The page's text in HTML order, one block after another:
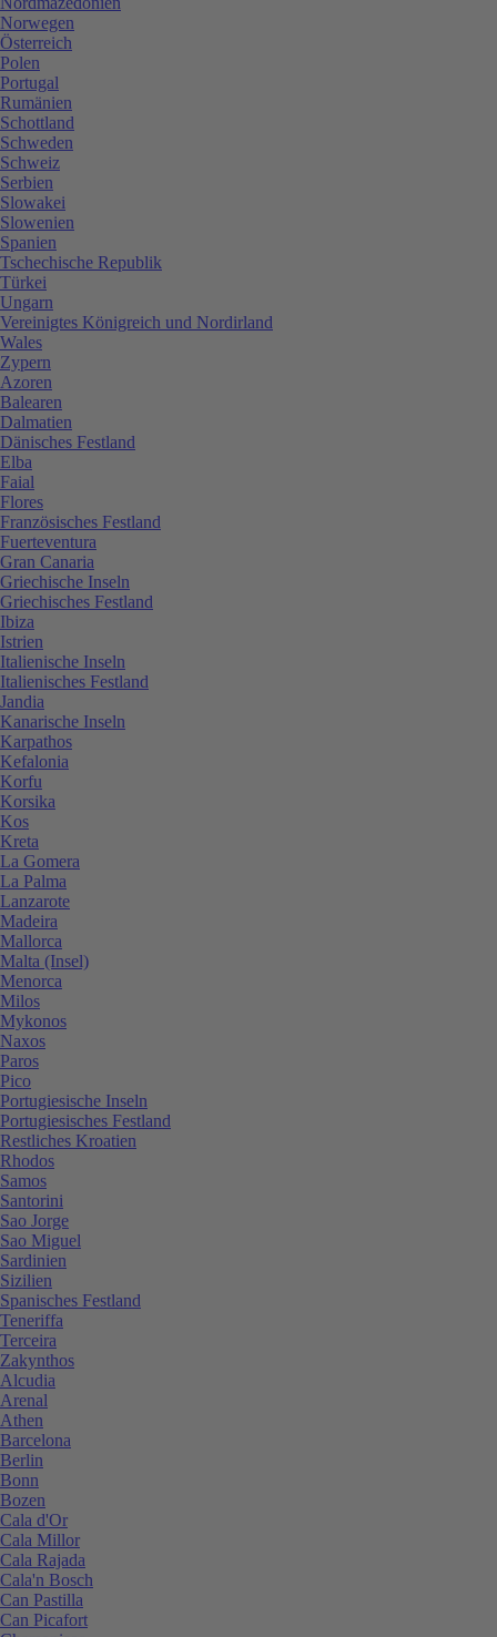
Norwegen
Österreich
Polen
Portugal
Rumänien
Schottland
Schweden
Schweiz
Serbien
Slowakei
Slowenien
Spanien
Tschechische Republik
Türkei
Ungarn
Vereinigtes Königreich und Nordirland
Wales
Zypern
Azoren
Balearen
Dalmatien
Dänisches Festland
Elba
Faial
Flores
Französisches Festland
Fuerteventura
Gran Canaria
Griechische Inseln
Griechisches Festland
Ibiza
Istrien
Italienische Inseln
Italienisches Festland
Jandia
Kanarische Inseln
Karpathos
Kefalonia
Korfu
Korsika
Kos
Kreta
La Gomera
La Palma
Lanzarote
Madeira
Mallorca
Malta (Insel)
Menorca
Milos
Mykonos
Naxos
Paros
Pico
Portugiesische Inseln
Portugiesisches Festland
Restliches Kroatien
Rhodos
Samos
Santorini
Sao Jorge
Sao Miguel
Sardinien
Sizilien
Spanisches Festland
Teneriffa
Terceira
Zakynthos
Alcudia
Arenal
Athen
Barcelona
Berlin
Bonn
Bozen
Cala d'Or
Cala Millor
Cala Rajada
Cala'n Bosch
Can Pastilla
Can Picafort